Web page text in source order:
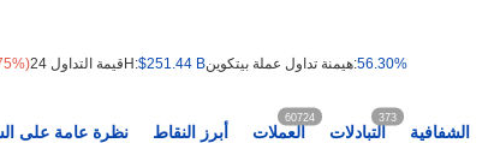
قيمة التداول 24H:$251.44 B هيمنة تداول عملة بيتكوين:56.30%
نظرة عامة على أبرز النقاط العملات
60724
التبادلات
373
الشفافية